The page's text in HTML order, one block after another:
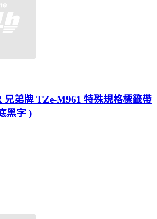
兄弟牌 TZe-M961 特殊規格標籤帶
黑字 )